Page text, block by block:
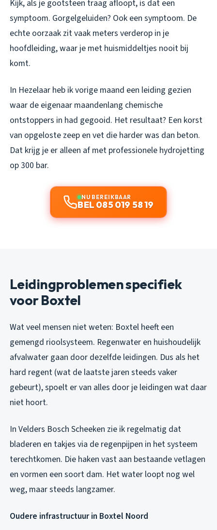
Kijk, als je gootsteen traag afloopt, is dat een
symptoom. Gorgelgeluiden? Ook een symptoom. De
echte oorzaak zit vaak meters verderop in je
hoofdleiding, waar je met huismiddeltjes nooit bij
komt.
In Hezelaar heb ik vorige maand een leiding gezien
waar de eigenaar maandenlang chemische
ontstoppers in had gegooid. Het resultaat? Een korst
van opgeloste zeep en vet die harder was dan beton.
Dat krijg je er alleen af met professionele hydrojetting
op 300 bar.
NU BEREIKBAAR
BEL 085 019 58 19
Leidingproblemen specifiek
voor Boxtel
Wat veel mensen niet weten: Boxtel heeft een
gemengd rioolsysteem. Regenwater en huishoudelijk
afvalwater gaan door dezelfde leidingen. Dus als het
hard regent (wat de laatste jaren steeds vaker
gebeurt), spoelt er van alles door je leidingen wat daar
niet hoort.
In Velders Bosch Scheeken zie ik regelmatig dat
bladeren en takjes via de regenpijpen in het systeem
terechtkomen. Die haken vast aan bestaande vetlagen
en vormen een soort dam. Het water loopt nog wel
weg, maar steeds langzamer.
Oudere infrastructuur in Boxtel Noord